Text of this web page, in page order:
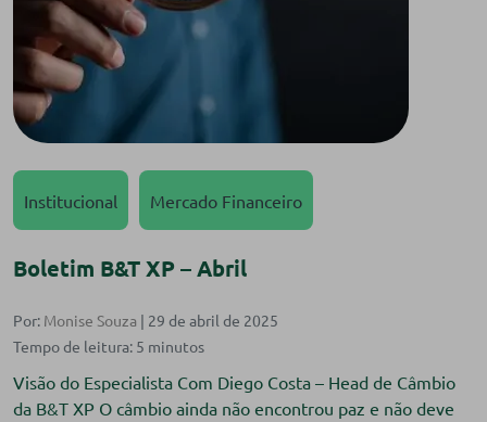
Institucional Mercado Financeiro
Boletim B&T XP – Abril
Por: Monise Souza | 29 de abril de 2025
Visão do Especialista Com Diego Costa – Head de Câmbio
da B&T XP O câmbio ainda não encontrou paz e não deve